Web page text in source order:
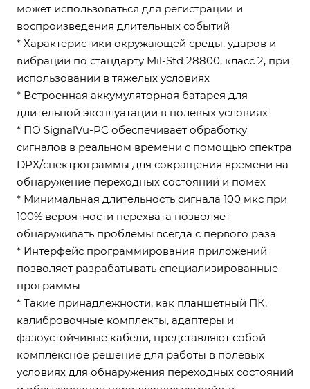
может использоваться для регистрации и
воспроизведения длительных событий
* Характеристики окружающей среды, ударов и
вибрации по стандарту Mil-Std 28800, класс 2, при
использовании в тяжелых условиях
* Встроенная аккумуляторная батарея для
длительной эксплуатации в полевых условиях
* ПО SignalVu-PC обеспечивает обработку
сигналов в реальном времени с помощью спектра
DPX/спектрограммы для сокращения времени на
обнаружение переходных состояний и помех
* Минимальная длительность сигнала 100 мкс при
100% вероятности перехвата позволяет
обнаруживать проблемы всегда с первого раза
* Интерфейс программирования приложений
позволяет разрабатывать специализированные
программы
* Такие принадлежности, как планшетный ПК,
калибровочные комплекты, адаптеры и
фазоустойчивые кабели, представляют собой
комплексное решение для работы в полевых
условиях для обнаружения переходных состояний